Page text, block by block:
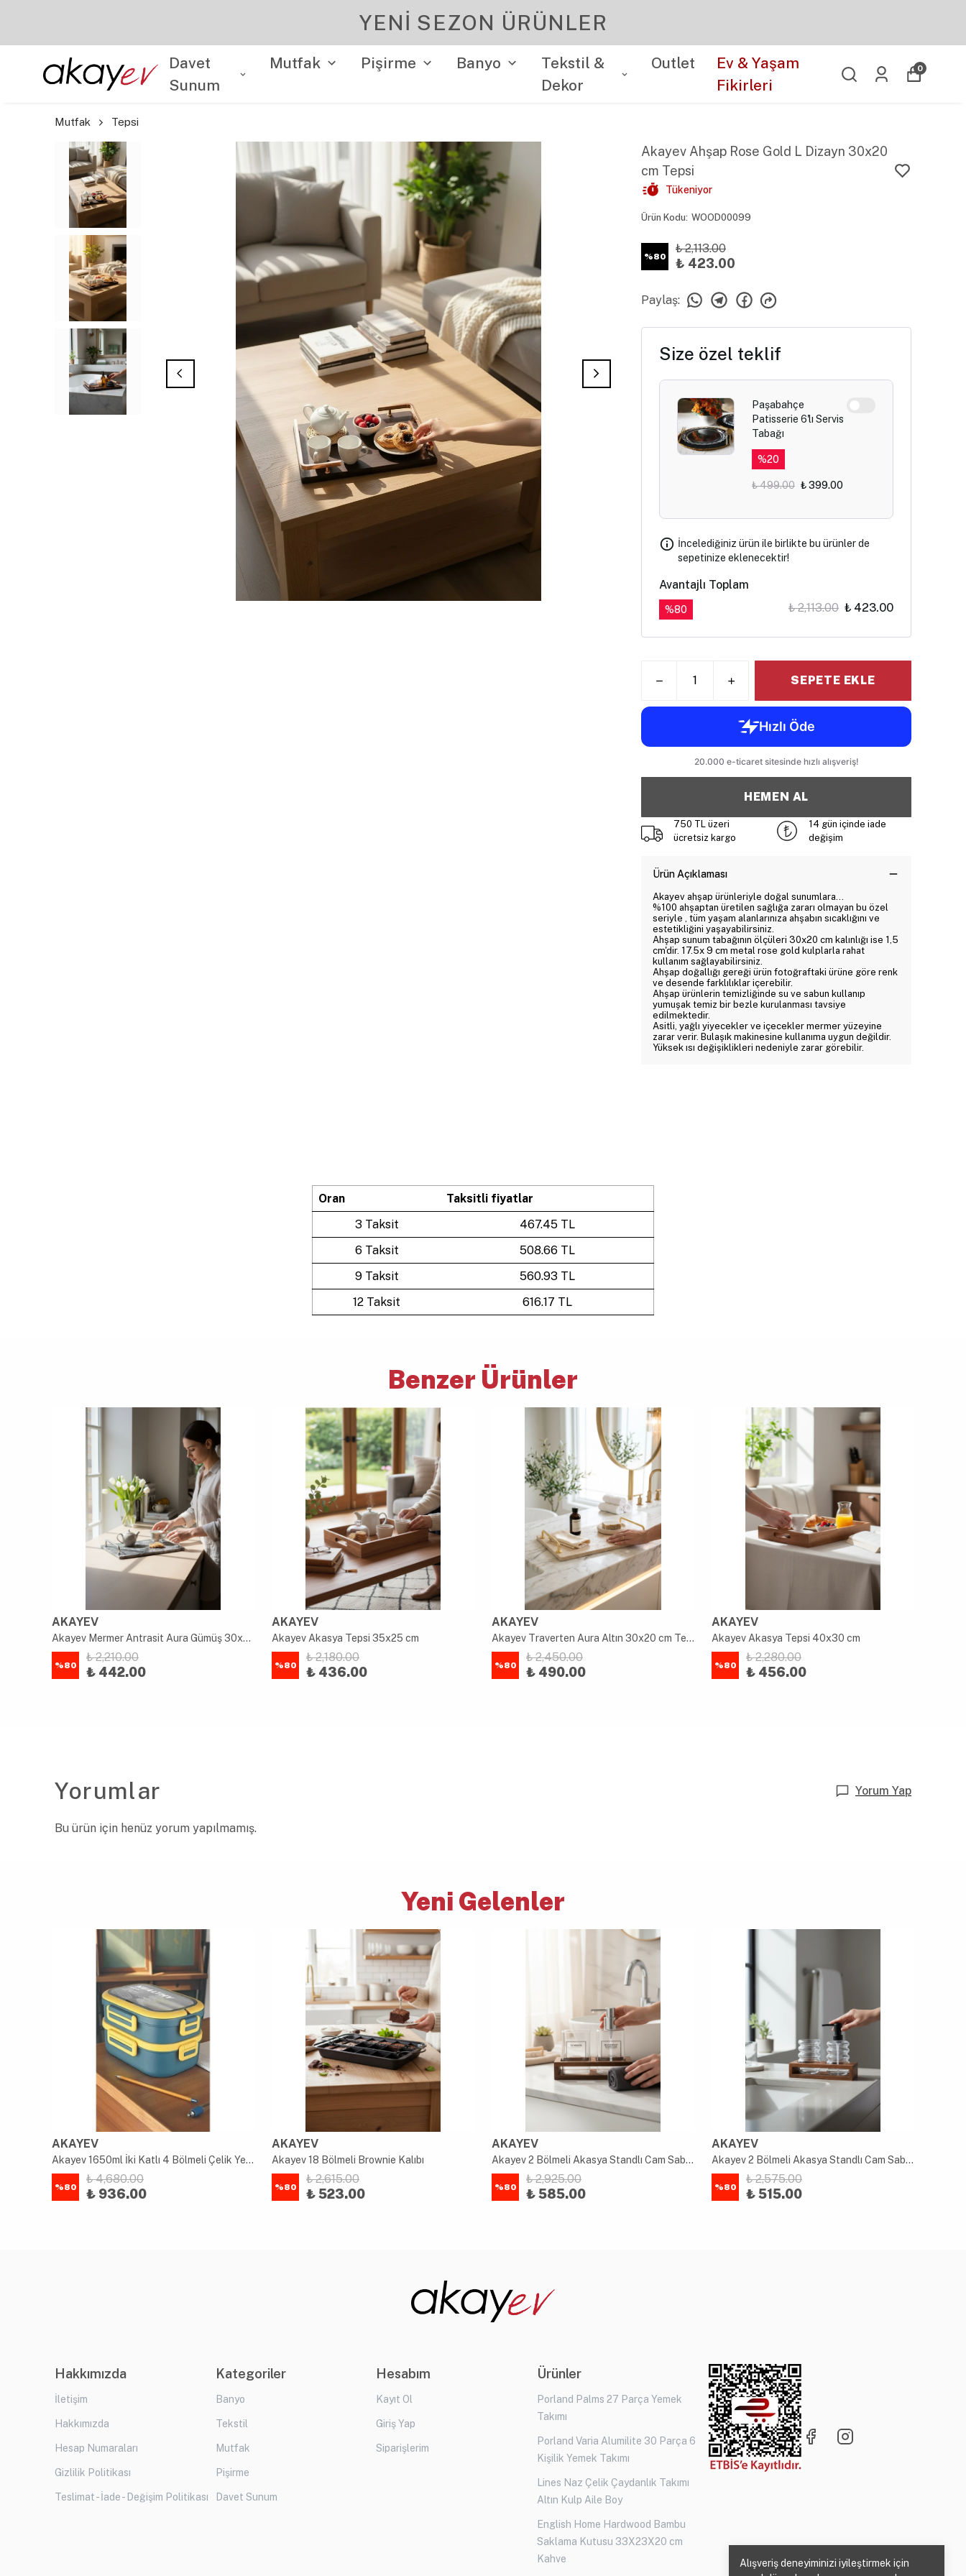
YENI SEZON ÜRÜNLER
Davet
Sunum
Mutfak Pişirme Banyo
Tekstil &
Dekor
Outlet
Ev & Yaşam
Fikirleri
0
Alışveriş deneyiminizi iyileştirmek için
Mutfak Tepsi
Akayev Ahşap Rose Gold L Dizayn 30x20
cm Tepsi
Tükeniyor
Ürün Kodu: WOOD00099
%80
₺ 2,113.00
₺ 423.00
Paylaş:
Size özel teklif
Paşabahçe
Patisserie 6'lı Servis
Tabağı
%20
₺ 499.00 ₺ 399.00
İncelediğiniz ürün ile birlikte bu ürünler de
sepetinize eklenecektir!
Avantajlı Toplam
%80 ₺ 2,113.00 ₺ 423.00
SEPETE EKLE
HEMEN AL
750 TL üzeri
ücretsiz kargo
14 gün içinde iade
değişim
Ürün Açıklaması
Akayev ahşap ürünleriyle doğal sunumlara...
%100 ahşaptan üretilen sağlığa zararı olmayan bu özel
seriyle , tüm yaşam alanlarınıza ahşabın sıcaklığını ve
estetikliğini yaşayabilirsiniz.
Ahşap sunum tabağının ölçüleri 30x20 cm kalınlığı ise 1,5
cm'dir. 17.5x 9 cm metal rose gold kulplarla rahat
kullanım sağlayabilirsiniz.
Ahşap doğallığı gereği ürün fotoğraftaki ürüne göre renk
ve desende farklılıklar içerebilir.
Ahşap ürünlerin temizliğinde su ve sabun kullanıp
yumuşak temiz bir bezle kurulanması tavsiye
edilmektedir.
Asitli, yağlı yiyecekler ve içecekler mermer yüzeyine
zarar verir. Bulaşık makinesine kullanıma uygun değildir.
Yüksek ısı değişiklikleri nedeniyle zarar görebilir.
Oran
Taksitli fiyatlar
3 Taksit
467.45 TL
6 Taksit
508.66 TL
9 Taksit
560.93 TL
12 Taksit
616.17 TL
Benzer Ürünler
AKAYEV
Akayev Mermer Antrasit Aura Gümüş 30x20 cm Tepsi
%80
₺ 2,210.00
₺ 442.00
AKAYEV
Akayev Akasya Tepsi 35x25 cm
%80
₺ 2,180.00
₺ 436.00
AKAYEV
Akayev Traverten Aura Altın 30x20 cm Tepsi
%80
₺ 2,450.00
₺ 490.00
AKAYEV
Akayev Akasya Tepsi 40x30 cm
%80
₺ 2,280.00
₺ 456.00
Yorumlar Yorum Yap
Bu ürün için henüz yorum yapılmamış.
Yeni Gelenler
AKAYEV
Akayev 1650ml İki Katlı 4 Bölmeli Çelik Yemek Kabı Mavi
%80
₺ 4,680.00
₺ 936.00
AKAYEV
Akayev 18 Bölmeli Brownie Kalıbı
%80
₺ 2,615.00
₺ 523.00
AKAYEV
Akayev 2 Bölmeli Akasya Standlı Cam Sabunluk ve Diş Fırçalık Seti
%80
₺ 2,925.00
₺ 585.00
AKAYEV
Akayev 2 Bölmeli Akasya Standlı Cam Sabunluk ve Diş Fırçalık Seti
%80
₺ 2,575.00
₺ 515.00
Hakkımızda
İletişim
Hakkımızda
Hesap Numaraları
Gizlilik Politikası
Teslimat - İade - Değişim Politikası
Kategoriler
Banyo
Tekstil
Mutfak
Pişirme
Davet Sunum
Hesabım
Kayıt Ol
Giriş Yap
Siparişlerim
Ürünler
Porland Palms 27 Parça Yemek
Takımı
Porland Varia Alumilite 30 Parça 6
Kişilik Yemek Takımı
Lines Naz Çelik Çaydanlık Takımı
Altın Kulp Aile Boy
English Home Hardwood Bambu
Saklama Kutusu 33X23X20 cm
Kahve